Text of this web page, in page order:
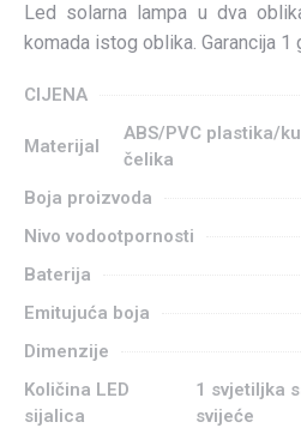
Led solarna lampa u dva
komada istog oblika. Garancija 1
CIJENA
Materijal
ABS/PVC plastika/
čelika
Boja proizvoda
Nivo vodootpornosti
Baterija
Emitujuća boja
Dimenzije
Količina LED
sijalica
1 svjetiljka
svijeće